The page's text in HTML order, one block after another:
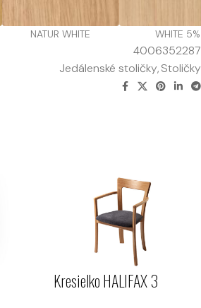
NATUR WHITE WHITE 5%
4006352287
Jedálenské stoličky,Stoličky
Kresielko HALIFAX 3